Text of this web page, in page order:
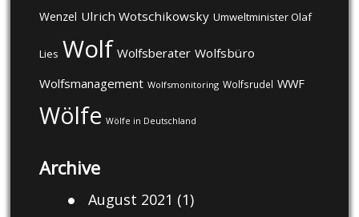
Wenzel Ulrich Wotschikowsky Umweltminister Olaf
Lies Wolf Wolfsberater Wolfsbüro
Wolfsmanagement Wolfsmonitoring Wolfsrudel WWF
Wölfe Wölfe in Deutschland
Archive
August 2021 (1)